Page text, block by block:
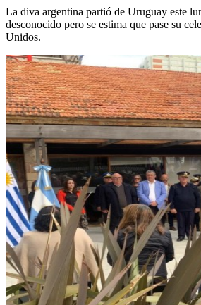
La diva argentina partió de Uruguay este
desconocido pero se estima que pase su
Unidos.